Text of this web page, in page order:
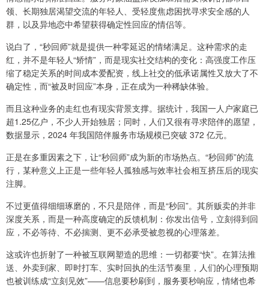
领、长期独居渴望交流的年轻人、受轻度焦虑困扰寻求安全感的人
群，以及异地恋中希望获得确定性回应的情侣等。
说白了，“秒回师”就是提供一种零延迟的情绪满足。这种需求的走
红，并不是年轻人“矫情”，而是现实社交结构的变化：高强度工作压
缩了稳定关系的时间成本爱配资，线上社交的低承诺属性又放大了不
确定性，而“被及时回应”本身，正在成为一种稀缺体验。
而且这种业务的走红也有现实背景支撑。据统计，我国一人户家庭已
超1.25亿户，不少人开始独居；同时，人们又很有寻求陪伴的愿望，
数据显示，2024 年我国陪伴服务市场规模已突破 372 亿元。
正是在多重因素之下，让“秒回师”成为新的市场热点。“秒回师”的流
行，某种意义上正是一些年轻人孤独感与效率社会相互挤压后的现实
注脚。
不过更值得细细琢磨的，不只是陪伴，而是“秒回”。其所贩卖的并非
深度关系，而是一种高度确定的反馈机制：你发出信号，立刻得到回
应，不必等待、不必揣测、更不必承受被忽视的心理落差。
这或许也折射了一种被互联网塑造的思维：一切都要“快”。在算法推
送、外卖到家、即时打车、实时回执的生活节奏里，人们的心理预期
也被训练成“立刻见效”——信息要秒刷到，服务要秒响应，情绪也希